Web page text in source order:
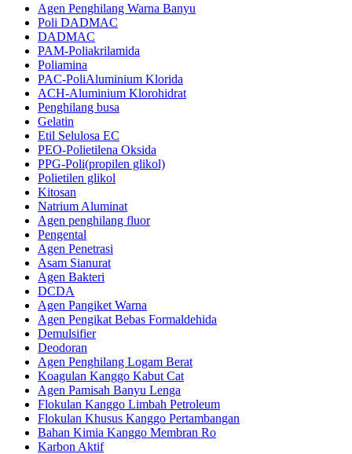
Agen Penghilang Warna Banyu
Poli DADMAC
DADMAC
PAM-Poliakrilamida
Poliamina
PAC-PoliAluminium Klorida
ACH-Aluminium Klorohidrat
Penghilang busa
Gelatin
Etil Selulosa EC
PEO-Polietilena Oksida
PPG-Poli(propilen glikol)
Polietilen glikol
Kitosan
Natrium Aluminat
Agen penghilang fluor
Pengental
Agen Penetrasi
Asam Sianurat
Agen Bakteri
DCDA
Agen Pangiket Warna
Agen Pengikat Bebas Formaldehida
Demulsifier
Deodoran
Agen Penghilang Logam Berat
Koagulan Kanggo Kabut Cat
Agen Pamisah Banyu Lenga
Flokulan Kanggo Limbah Petroleum
Flokulan Khusus Kanggo Pertambangan
Bahan Kimia Kanggo Membran Ro
Karbon Aktif